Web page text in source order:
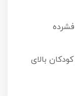
بالای